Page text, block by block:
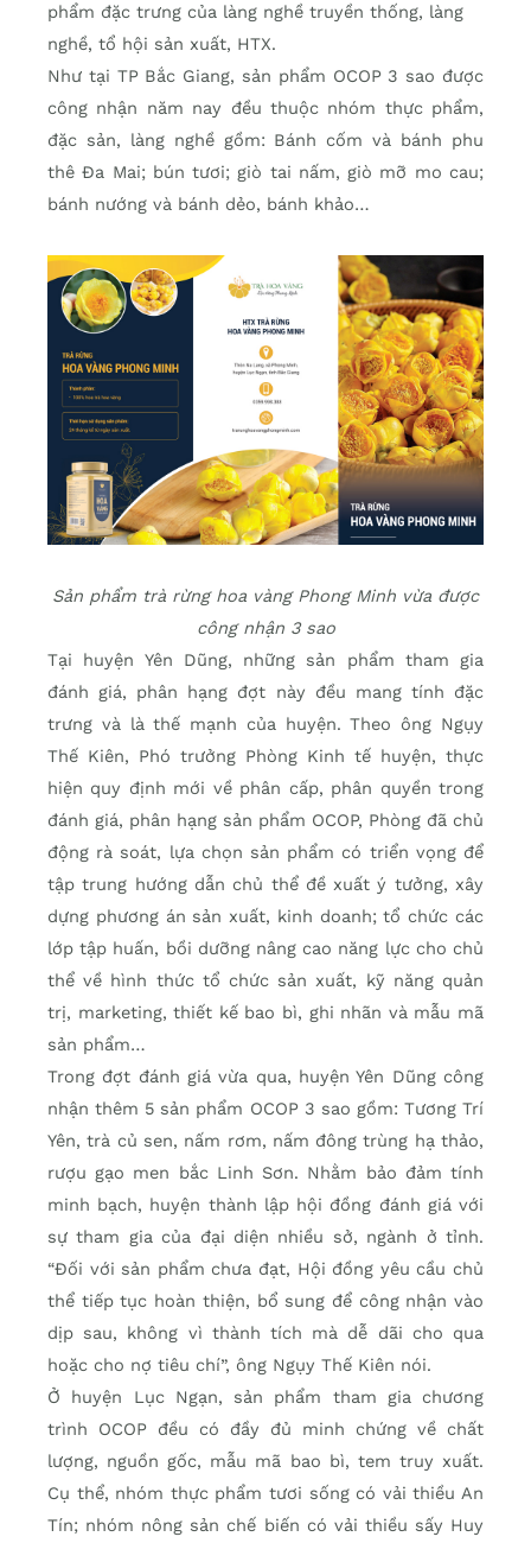
phẩm đặc trưng của làng nghề truyền thống, làng
nghề, tổ hội sản xuất, HTX.
Như tại TP Bắc Giang, sản phẩm OCOP 3 sao được
công nhận năm nay đều thuộc nhóm thực phẩm,
đặc sản, làng nghề gồm: Bánh cốm và bánh phu
thê Đa Mai; bún tươi; giò tai nấm, giò mỡ mo cau;
bánh nướng và bánh dẻo, bánh khảo…
Sản phẩm trà rừng hoa vàng Phong Minh vừa được
công nhận 3 sao
Tại huyện Yên Dũng, những sản phẩm tham gia
đánh giá, phân hạng đợt này đều mang tính đặc
trưng và là thế mạnh của huyện. Theo ông Ngụy
Thế Kiên, Phó trưởng Phòng Kinh tế huyện, thực
hiện quy định mới về phân cấp, phân quyền trong
đánh giá, phân hạng sản phẩm OCOP, Phòng đã chủ
động rà soát, lựa chọn sản phẩm có triển vọng để
tập trung hướng dẫn chủ thể đề xuất ý tưởng, xây
dựng phương án sản xuất, kinh doanh; tổ chức các
lớp tập huấn, bồi dưỡng nâng cao năng lực cho chủ
thể về hình thức tổ chức sản xuất, kỹ năng quản
trị, marketing, thiết kế bao bì, ghi nhãn và mẫu mã
sản phẩm…
Trong đợt đánh giá vừa qua, huyện Yên Dũng công
nhận thêm 5 sản phẩm OCOP 3 sao gồm: Tương Trí
Yên, trà củ sen, nấm rơm, nấm đông trùng hạ thảo,
rượu gạo men bắc Linh Sơn. Nhằm bảo đảm tính
minh bạch, huyện thành lập hội đồng đánh giá với
sự tham gia của đại diện nhiều sở, ngành ở tỉnh.
“Đối với sản phẩm chưa đạt, Hội đồng yêu cầu chủ
thể tiếp tục hoàn thiện, bổ sung để công nhận vào
dịp sau, không vì thành tích mà dễ dãi cho qua
hoặc cho nợ tiêu chí”, ông Ngụy Thế Kiên nói.
Ở huyện Lục Ngạn, sản phẩm tham gia chương
trình OCOP đều có đầy đủ minh chứng về chất
lượng, nguồn gốc, mẫu mã bao bì, tem truy xuất.
Cụ thể, nhóm thực phẩm tươi sống có vải thiều An
Tín; nhóm nông sản chế biến có vải thiều sấy Huy